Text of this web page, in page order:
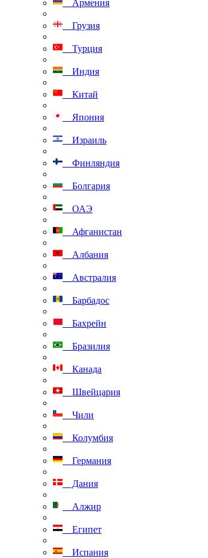
Армения
Грузия
Турция
Индия
Китай
Япония
Израиль
Финляндия
Болгария
ОАЭ
Афганистан
Албания
Австралия
Барбадос
Бахрейн
Бразилия
Канада
Швейцария
Чили
Колумбия
Германия
Дания
Алжир
Египет
Испания